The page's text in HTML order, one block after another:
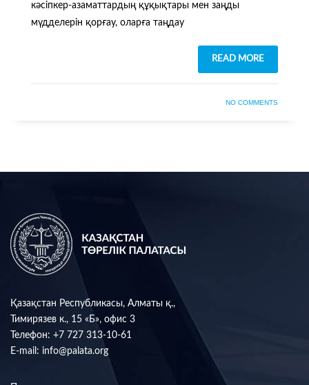
кәсіпкер-азаматтардың құқықтары мен заңды
мүдделерін қорғау, оларға таңдау
READ MORE
NO COMMENTS
Қазақстан Республикасы, Алматы қ.,
Тимирязев к., 15 «Б», офис 3
Телефон: +7 727 313-10-61
E-mail: info@palata.org